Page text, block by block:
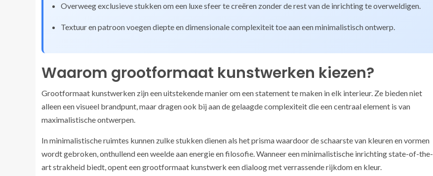
Overweeg exclusieve stukken om een luxe sfeer te creëren zonder de rest van de inrichting te overweldigen.
Textuur en patroon voegen diepte en dimensionale complexiteit toe aan een minimalistisch ontwerp.
Waarom grootformaat kunstwerken kiezen?
Grootformaat kunstwerken zijn een uitstekende manier om een statement te maken in elk interieur. Ze bieden niet
alleen een visueel brandpunt, maar dragen ook bij aan de gelaagde complexiteit die een centraal element is van
maximalistische ontwerpen.
In minimalistische ruimtes kunnen zulke stukken dienen als het prisma waardoor de schaarste van kleuren en vormen
wordt gebroken, onthullend een weelde aan energie en filosofie. Wanneer een minimalistische inrichting state-of-the-
art strakheid biedt, opent een grootformaat kunstwerk een dialoog met verrassende rijkdom en kleur.